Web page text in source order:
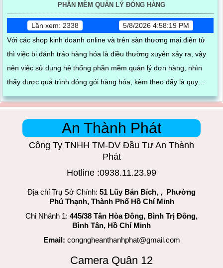
PHẦN MỀM QUẢN LÝ ĐÓNG HÀNG
Lần xem: 2338
5/8/2026 4:58:19 PM
Với các shop kinh doanh online và trên sàn thương mại điện tử
thì việc bị đánh tráo hàng hóa là điều thường xuyên xảy ra, vậy
nên việc sử dụng hệ thống phần mềm quản lý đơn hàng, nhìn
thấy được quá trình đóng gói hàng hóa, kèm theo đấy là quy
trình đóng gói cũng được ghi lại một cách dễ dàng
An Thành Phát
Công Ty TNHH TM-DV Đầu Tư An Thành
Phát
Hotline :0938.11.23.99
Địa chỉ Trụ Sở Chính: 51 Lũy Bán Bích, , Phường
Phú Thạnh, Thành Phố Hồ Chí Minh
Chi Nhánh 1: 445/38 Tân Hòa Đông, Bình Trị Đông,
Bình Tân, Hồ Chí Minh
Email: congngheanthanhphat@gmail.com
Camera Quân 12